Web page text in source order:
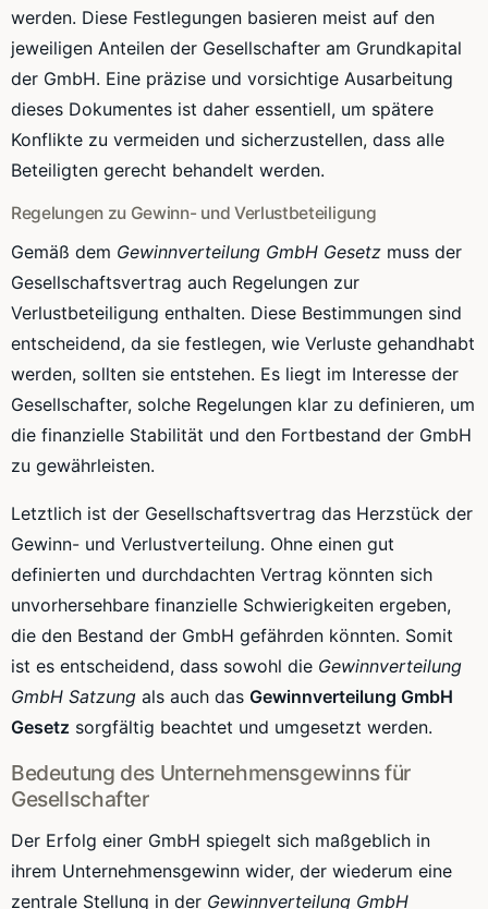
werden. Diese Festlegungen basieren meist auf den
jeweiligen Anteilen der Gesellschafter am Grundkapital
der GmbH. Eine präzise und vorsichtige Ausarbeitung
dieses Dokumentes ist daher essentiell, um spätere
Konflikte zu vermeiden und sicherzustellen, dass alle
Beteiligten gerecht behandelt werden.
Regelungen zu Gewinn- und Verlustbeteiligung
Gemäß dem Gewinnverteilung GmbH Gesetz muss der
Gesellschaftsvertrag auch Regelungen zur
Verlustbeteiligung enthalten. Diese Bestimmungen sind
entscheidend, da sie festlegen, wie Verluste gehandhabt
werden, sollten sie entstehen. Es liegt im Interesse der
Gesellschafter, solche Regelungen klar zu definieren, um
die finanzielle Stabilität und den Fortbestand der GmbH
zu gewährleisten.
Letztlich ist der Gesellschaftsvertrag das Herzstück der
Gewinn- und Verlustverteilung. Ohne einen gut
definierten und durchdachten Vertrag könnten sich
unvorhersehbare finanzielle Schwierigkeiten ergeben,
die den Bestand der GmbH gefährden könnten. Somit
ist es entscheidend, dass sowohl die Gewinnverteilung
GmbH Satzung als auch das Gewinnverteilung GmbH
Gesetz sorgfältig beachtet und umgesetzt werden.
Bedeutung des Unternehmensgewinns für
Gesellschafter
Der Erfolg einer GmbH spiegelt sich maßgeblich in
ihrem Unternehmensgewinn wider, der wiederum eine
zentrale Stellung in der Gewinnverteilung GmbH